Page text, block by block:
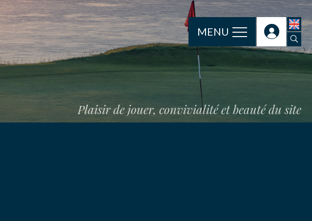
MENU
Plaisir de jouer, convivialité et beauté du site